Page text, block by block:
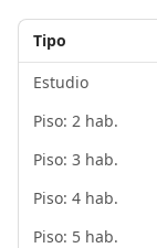
Tipo
Estudio
Piso: 2 hab.
Piso: 3 hab.
Piso: 4 hab.
Piso: 5 hab.